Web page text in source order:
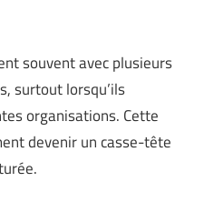
souvent avec plusieurs
surtout lorsqu’ils
organisations. Cette
devenir un casse-tête